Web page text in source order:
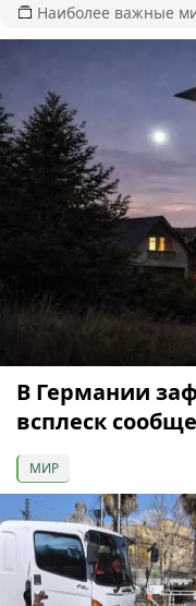
Наиболее важные
В Германии
всплеск
МИР